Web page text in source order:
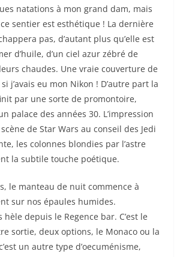
natations à mon grand dam, mais
sentier est esthétique ! La dernière
pas, d’autant plus qu’elle est
d’huile, d’un ciel azur zébré de
chaudes. Une vraie couverture de
j’avais eu mon Nikon ! D’autre part la
par une sorte de promontoire,
palace des années 30. L’impression
de Star Wars au conseil des Jedi
les colonnes blondies par l’astre
la subtile touche poétique.
le manteau de nuit commence à
sur nos épaules humides.
depuis le Regence bar. C’est le
sortie, deux options, le Monaco ou la
un autre type d’oecuménisme,